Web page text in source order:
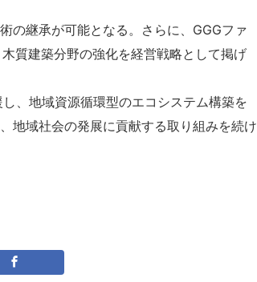
の継承が可能となる。さらに、GGGファ
質建築分野の強化を経営戦略として掲げ
、地域資源循環型のエコシステム構築を
地域社会の発展に貢献する取り組みを続け